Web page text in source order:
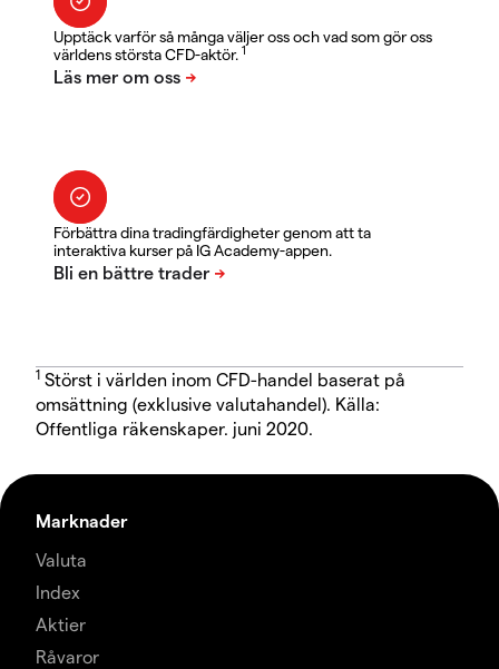
Upptäck varför så många väljer oss och vad som gör oss
världens största CFD-aktör. 1
Förbättra dina tradingfärdigheter genom att ta
interaktiva kurser på IG Academy-appen.
1 Störst i världen inom CFD-handel baserat på
omsättning (exklusive valutahandel). Källa:
Offentliga räkenskaper. juni 2020.
Marknader
Valuta
Index
Aktier
Råvaror